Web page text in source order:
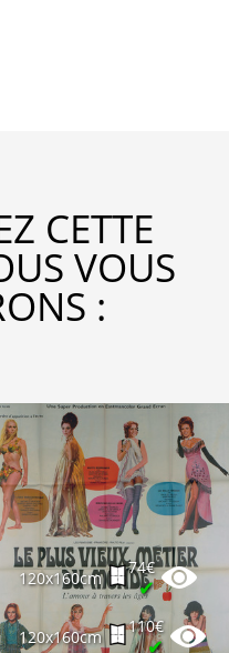
CETTE
VOUS
:
120x160cm
74€
✔
120x160cm
110€
✔